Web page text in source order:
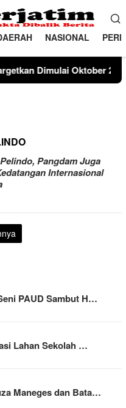
NASIONAL
2026Agustus 7, 2026
Pangdam Juga
Internasional
PAUD Sambut H…
Lahan Sekolah …
Maneges dan Bata…